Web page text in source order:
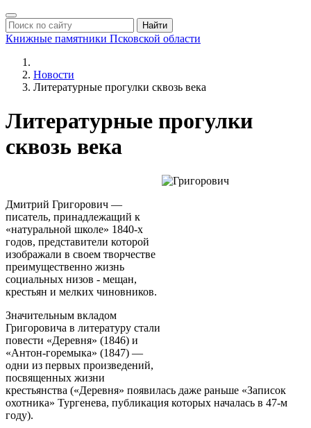
Найти
Книжные памятники Псковской области
Новости
Литературные прогулки сквозь века
Литературные прогулки
сквозь века
Дмитрий Григорович —
писатель, принадлежащий к
«натуральной школе» 1840-х
годов, представители которой
изображали в своем творчестве
преимущественно жизнь
социальных низов - мещан,
крестьян и мелких чиновников.
Значительным вкладом
Григоровича в литературу стали
повести «Деревня» (1846) и
«Антон-горемыка» (1847) —
одни из первых произведений,
посвященных жизни
крестьянства («Деревня» появилась даже раньше «Записок
охотника» Тургенева, публикация которых началась в 47-м
году).